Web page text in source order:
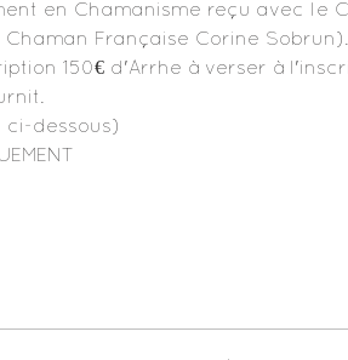
en Chamanisme reçu avec le
Française Corine Sobrun).
150€ d'Arrhe à verser à
ci-dessous)